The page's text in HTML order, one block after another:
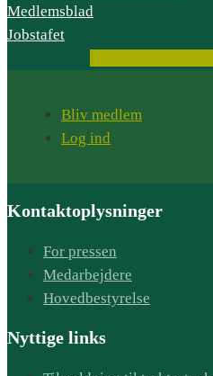
Medlemsblad
Jobstafet
Bliv medlem
Log ind
Kontaktoplysninger
For pressen
Medarbejdere
Hovedbestyrelse
Nyttige links